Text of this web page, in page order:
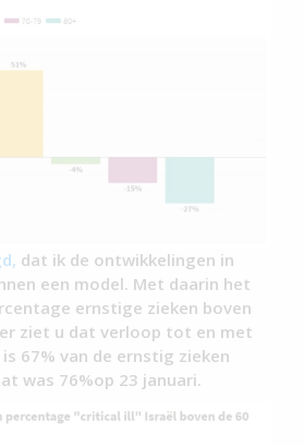
dat ik de ontwikkelingen in
een model. Met daarin het
ernstige zieken boven
ziet u dat verloop tot en met
67% van de ernstig zieken
was 76%op 23 januari.